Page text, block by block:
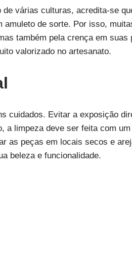
várias culturas, acredita-se
amuleto de sorte. Por isso,
também pela crença em suas
valorizado no artesanato.
cuidados. Evitar a exposição
a limpeza deve ser feita com
as peças em locais secos e
beleza e funcionalidade.